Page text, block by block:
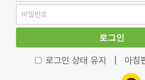
로그인
로그인 상태 유지 아침